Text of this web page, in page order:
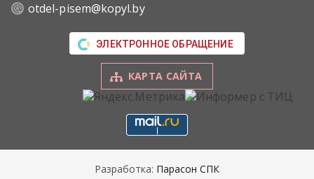
otdel-pisem@kopyl.by
ЭЛЕКТРОННОЕ ОБРАЩЕНИЕ
КАРТА САЙТА
Разработка: Парасон СПК